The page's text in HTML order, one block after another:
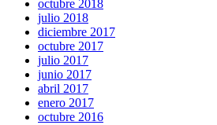
octubre 2018
julio 2018
diciembre 2017
octubre 2017
julio 2017
junio 2017
abril 2017
enero 2017
octubre 2016